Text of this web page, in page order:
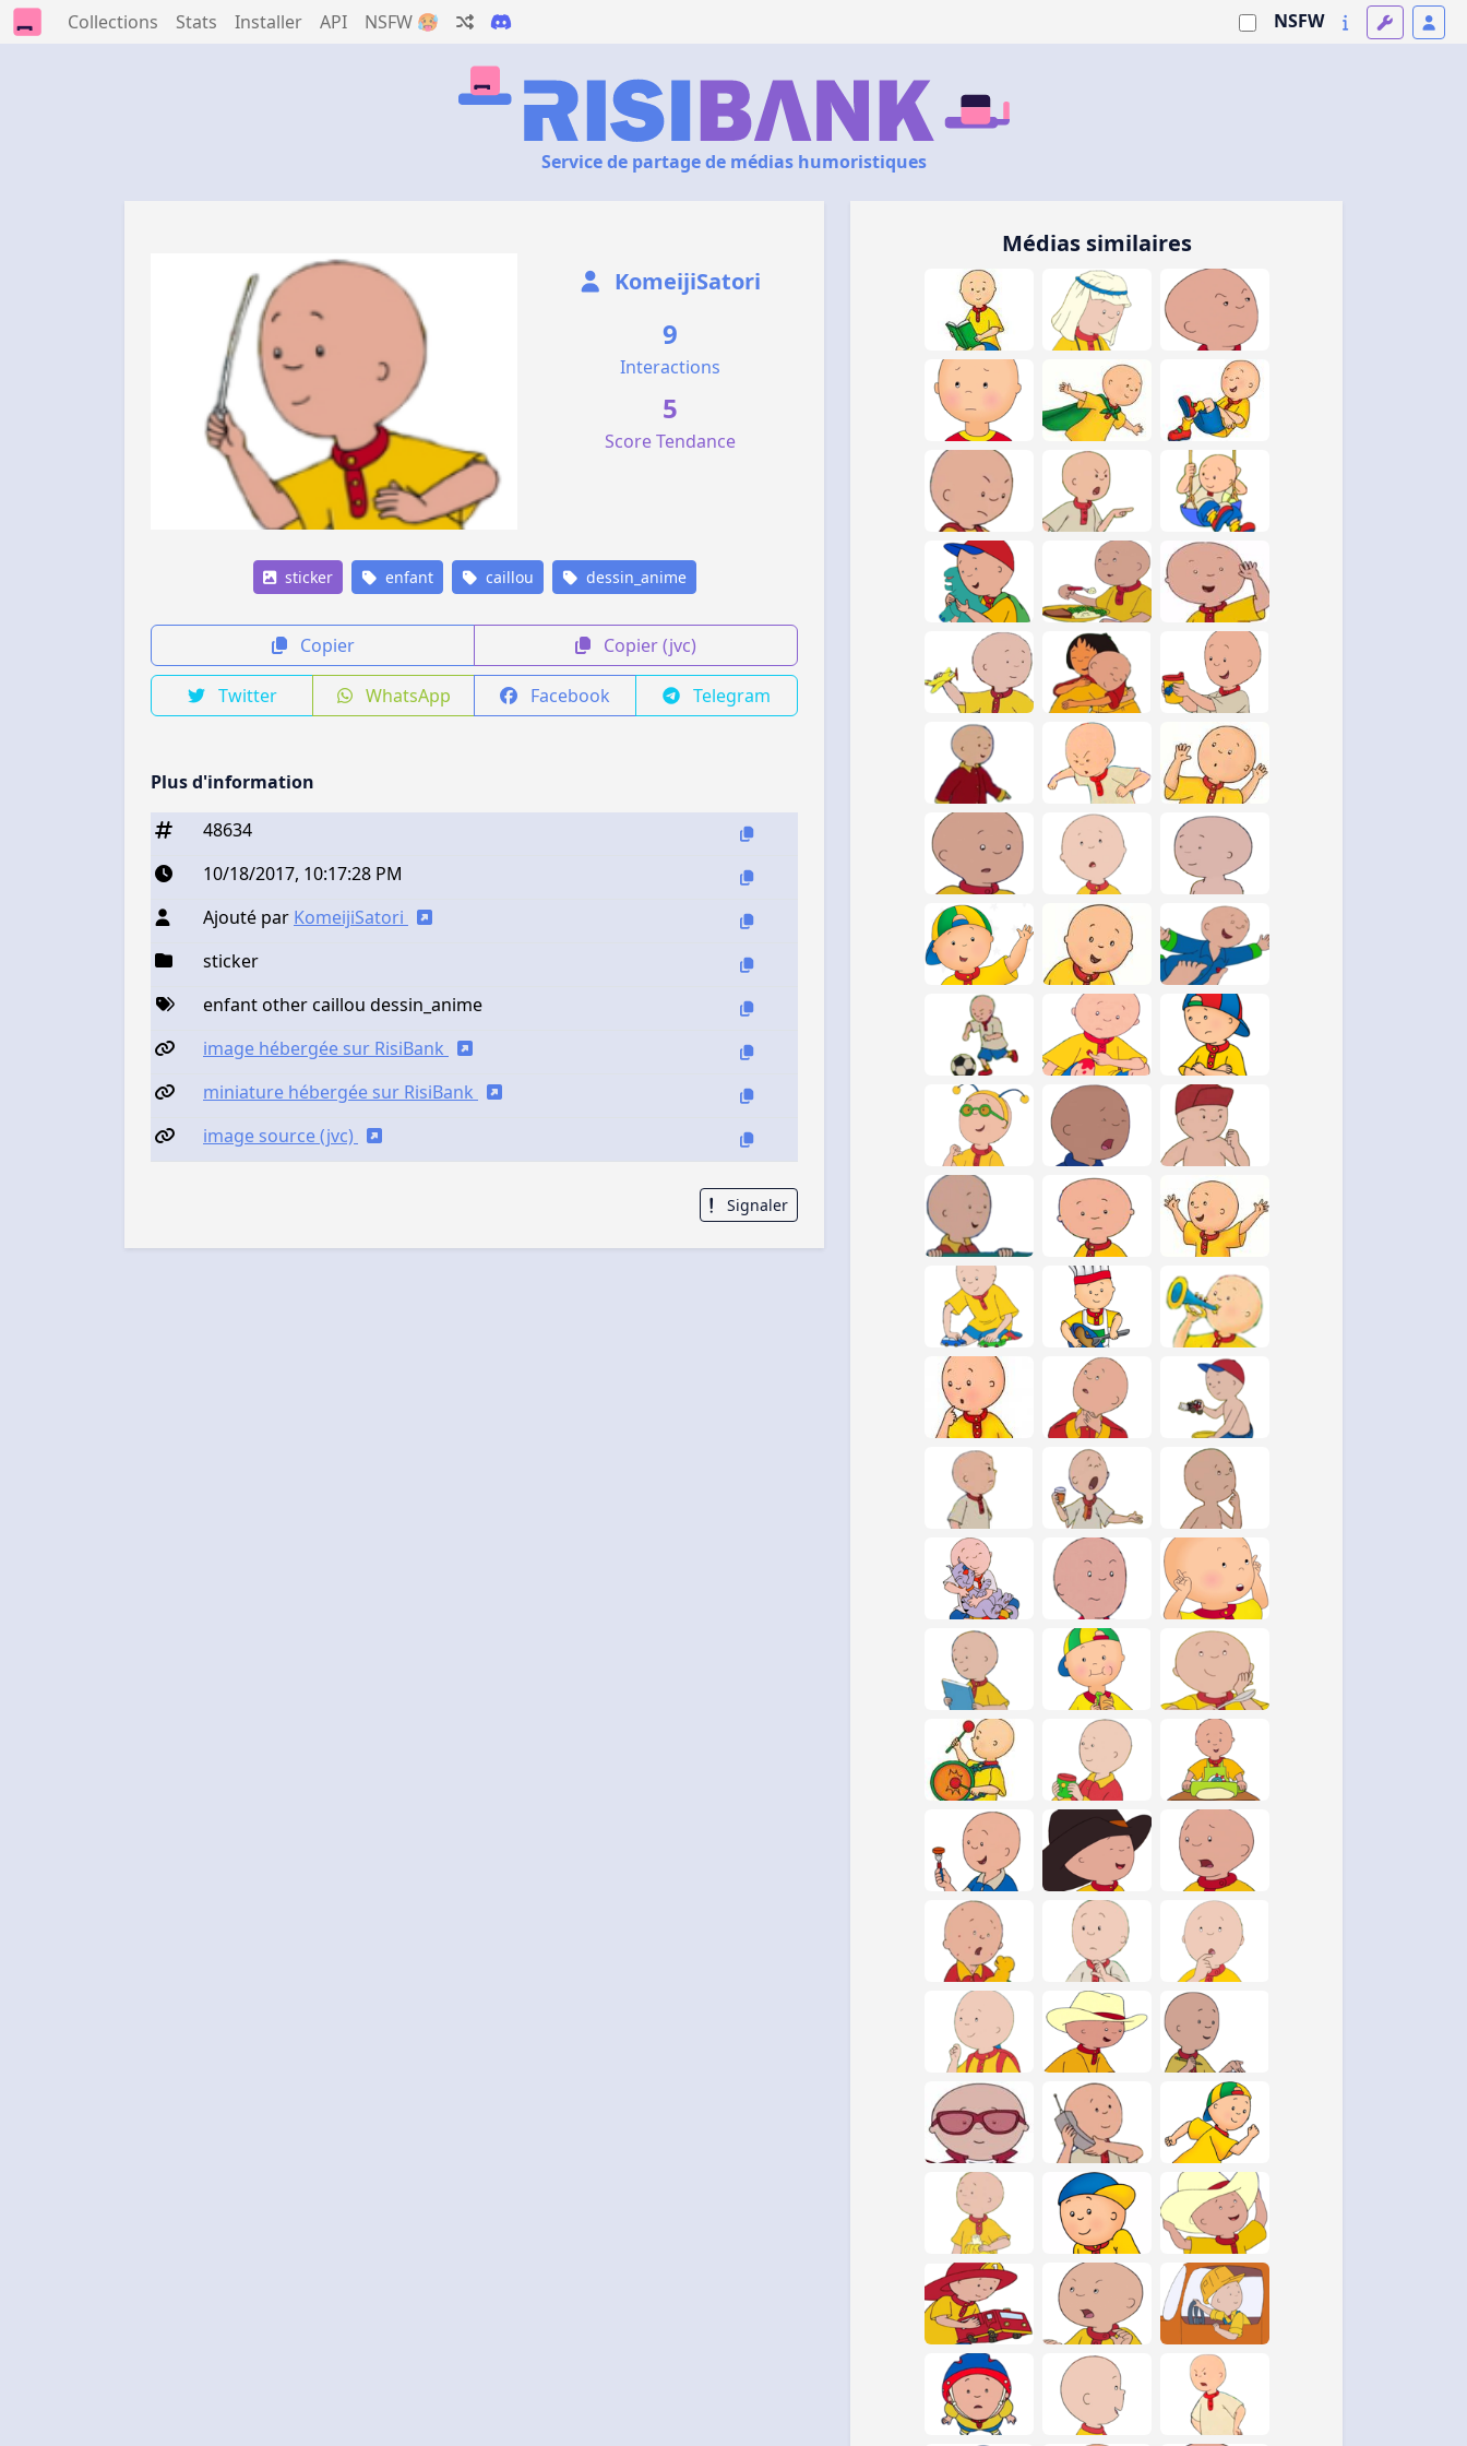
Collections Stats Installer API NSFW 🥵 NSFW
Service de partage de médias humoristiques
KomeijiSatori
9
Interactions
5
Score Tendance
sticker enfant caillou dessin_anime
Copier Copier (jvc)
Twitter WhatsApp Facebook Telegram
Plus d'information
48634
10/18/2017, 10:17:28 PM
Ajouté par KomeijiSatori
sticker
enfant other caillou dessin_anime
image hébergée sur RisiBank
miniature hébergée sur RisiBank
image source (jvc)
Signaler
Médias similaires